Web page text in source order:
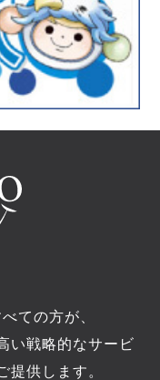
ての方が、
い戦略的なサービ
提供します。